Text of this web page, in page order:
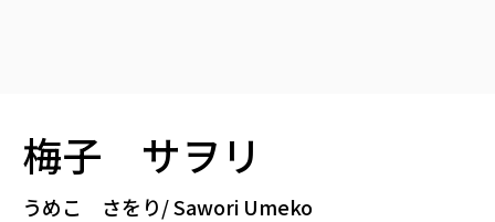
梅子 サヲリ
うめこ さをり Sawori Umeko